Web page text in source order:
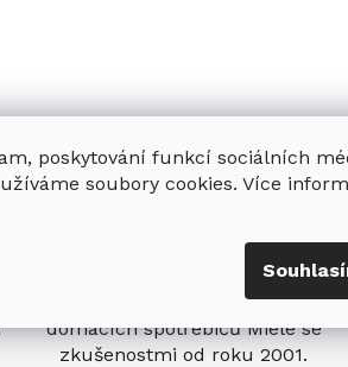
poskytování funkcí sociálních
soubory cookies. Více
Stabilní prodejce
Jsme stabilní prodejce
domácích spotřebičů Miele se
zkušenostmi od roku 2001.